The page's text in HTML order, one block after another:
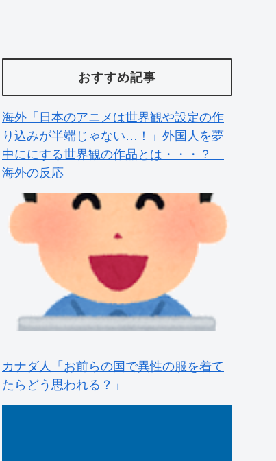
おすすめ記事
カナダ人「お前らの国で異性の服を着て
たらどう思われる？」
【GAME】「EA」の買収と大規模削減計
死を願ってた」